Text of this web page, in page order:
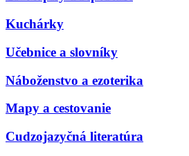
Kuchárky
Učebnice a slovníky
Náboženstvo a ezoterika
Mapy a cestovanie
Cudzojazyčná literatúra